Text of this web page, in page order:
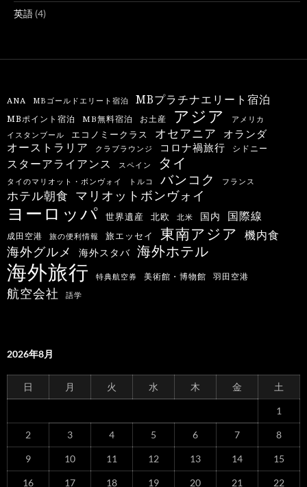
英語 (4)
ANA MBゴールドエリート宿泊 MBプラチナエリート宿泊
MBポイント宿泊 MB無料宿泊 お土産 アジア アメリカ
イスタンブール エコノミークラス オセアニア オランダ
オーストラリア クラブラウンジ コロナ禍旅行 シドニー
スターアライアンス スペイン タイ
タイのマリオット・ボンヴォイ トルコ バンコク フランス
ホテル朝食 マリオットボンヴォイ
ヨーロッパ 世界遺産 北欧 北米 国内 国際線
成田空港 旅の便利情報 旅エッセイ 東南アジア 機内食
海外グルメ 海外スタバ 海外ホテル
海外旅行 特典航空券 美術館・博物館 羽田空港
航空会社 語学
2026年8月
日 月 火 水 木 金 土
1
2 3 4 5 6 7 8
9 10 11 12 13 14 15
16 17 18 19 20 21 22